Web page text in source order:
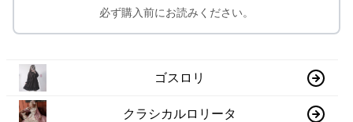
必ず購入前にお読みください。
ゴスロリ
クラシカルロリータ